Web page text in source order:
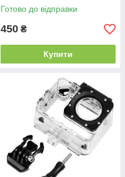
Готово до відправки
450 ₴
Купити